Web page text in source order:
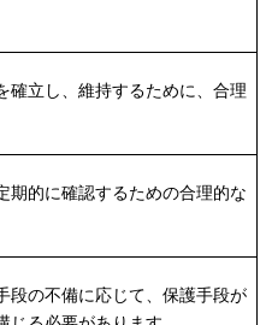
確立し、維持するために、合理
期的に確認するための合理的な
段の不備に応じて、保護手段が